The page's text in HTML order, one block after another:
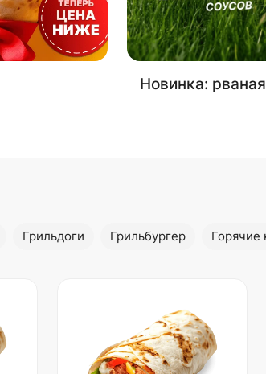
Новинка:
Грильдоги Грильбургер Горячие